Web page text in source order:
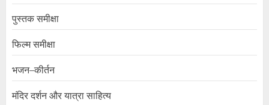
पुस्तक समीक्षा
फिल्म समीक्षा
भजन–कीर्तन
मंदिर दर्शन और यात्रा साहित्य